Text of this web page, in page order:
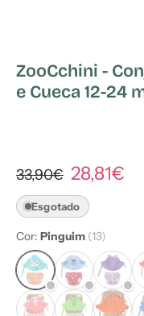
ZooCchini -
e Cueca 12-24
33,90€ 28,81€
Esgotado
Cor: Pinguim (13)